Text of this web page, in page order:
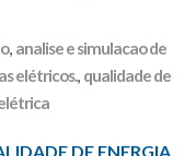
, analise e simulacao de
elétricos., qualidade de
DE ENERGIA